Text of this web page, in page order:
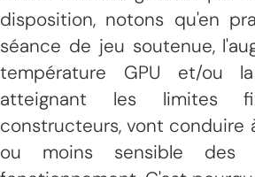
disposition, notons qu'en
séance de jeu soutenue,
température GPU et/ou
atteignant les limites
constructeurs, vont conduire
ou moins sensible des